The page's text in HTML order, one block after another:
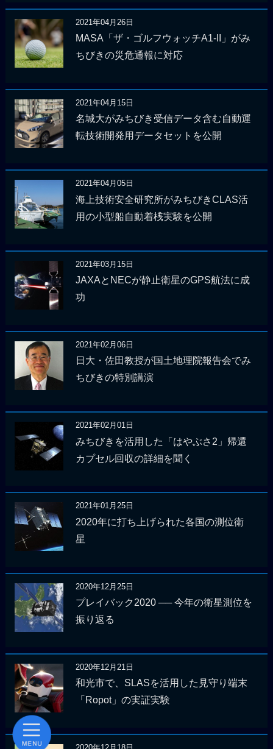
2021年04月26日
MASA「ザ・ゴルフウォッチA1-II」がみ
ちびきの災危通報に対応
2021年04月15日
名城大がみちびき受信データ含む自動運
転技術開発用データセットを公開
2021年04月05日
海上技術安全研究所がみちびきCLAS活
用の小型船自動着桟実験を公開
2021年03月15日
JAXAとNECが静止衛星のGPS航法に成
功
2021年02月06日
日大・佐田教授が国土地理院報告会でみ
ちびきの特別講演
2021年02月01日
みちびきを活用した「はやぶさ2」帰還
カプセル回収の詳細を聞く
2021年01月25日
2020年に打ち上げられた各国の測位衛
星
2020年12月25日
プレイバック2020 ── 今年の衛星測位を
振り返る
2020年12月21日
和光市で、SLASを活用した見守り端末
「Ropot」の実証実験